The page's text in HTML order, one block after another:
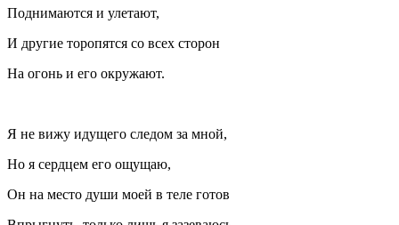
Поднимаются и улетают,
И другие торопятся со всех сторон
На огонь и его окружают.
Я не вижу идущего следом за мной,
Но я сердцем его ощущаю,
Он на место души моей в теле готов